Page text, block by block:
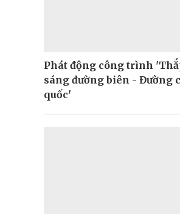
Phát động công trình
sáng đường biên - Đường
quốc'